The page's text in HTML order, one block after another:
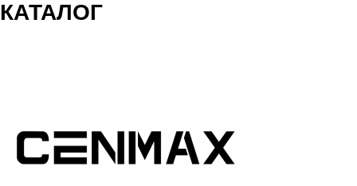
КАТАЛОГ